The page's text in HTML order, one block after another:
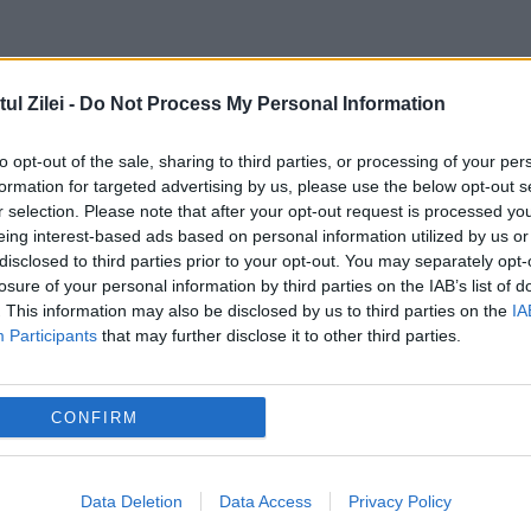
Zilei - Do Not Process My Personal Information
opt-out of the sale, sharing to third parties, or processing of your
for targeted advertising by us, please use the below opt-out
selection. Please note that after your opt-out request is processed
interest-based ads based on personal information utilized by us
to third parties prior to your opt-out. You may separately
of your personal information by third parties on the IAB’s list of
This information may also be disclosed by us to third parties on the
Participants that may further disclose it to other third parties.
CONFIRM
Data Deletion Data Access Privacy Policy
situația fiscală în doar câteva minute
pentru piața de energie electrică.
orele 19:00 și 23:00 dacă apar deficite în
motiune